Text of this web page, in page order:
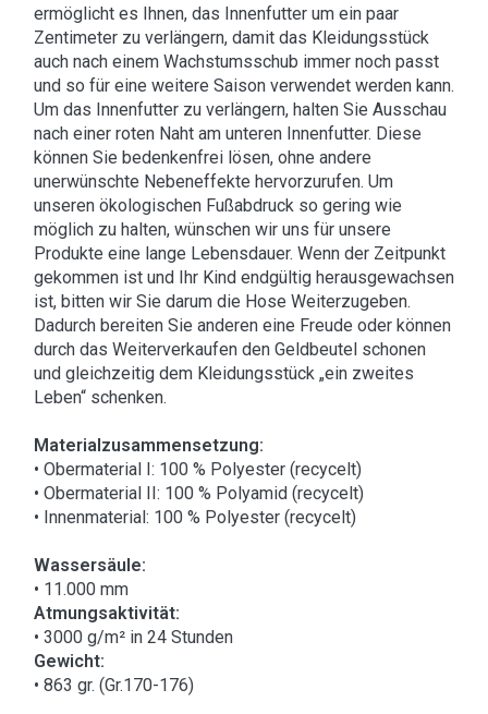
ermöglicht es Ihnen, das Innenfutter um ein paar
Zentimeter zu verlängern, damit das Kleidungsstück
auch nach einem Wachstumsschub immer noch passt
und so für eine weitere Saison verwendet werden kann.
Um das Innenfutter zu verlängern, halten Sie Ausschau
nach einer roten Naht am unteren Innenfutter. Diese
können Sie bedenkenfrei lösen, ohne andere
unerwünschte Nebeneffekte hervorzurufen. Um
unseren ökologischen Fußabdruck so gering wie
möglich zu halten, wünschen wir uns für unsere
Produkte eine lange Lebensdauer. Wenn der Zeitpunkt
gekommen ist und Ihr Kind endgültig herausgewachsen
ist, bitten wir Sie darum die Hose Weiterzugeben.
Dadurch bereiten Sie anderen eine Freude oder können
durch das Weiterverkaufen den Geldbeutel schonen
und gleichzeitig dem Kleidungsstück „ein zweites
Leben“ schenken.
Materialzusammensetzung:
• Obermaterial I: 100 % Polyester (recycelt)
• Obermaterial II: 100 % Polyamid (recycelt)
• Innenmaterial: 100 % Polyester (recycelt)
Wassersäule:
• 11.000 mm
Atmungsaktivität:
• 3000 g/m² in 24 Stunden
Gewicht:
• 863 gr. (Gr.170-176)